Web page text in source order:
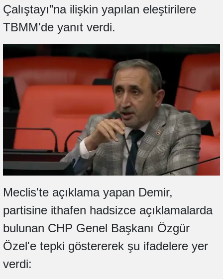
Çalıştayı”na ilişkin yapılan eleştirilere
TBMM'de yanıt verdi.
Meclis'te açıklama yapan Demir,
partisine ithafen hadsizce açıklamalarda
bulunan CHP Genel Başkanı Özgür
Özel'e tepki göstererek şu ifadelere yer
verdi: